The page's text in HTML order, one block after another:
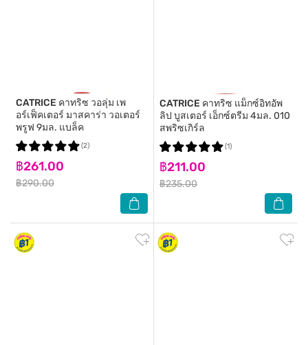
CATRICE คาทริซ วอลุ่ม เพ
อร์เฟ็คเตอร์ มาสคาร่า วอเตอร์
พรูฟ 9มล. แบล็ค
฿261.00
฿290.00
(2)
CATRICE คาทริซ แม็กซ์อิทอัพ
ลิป บูสเตอร์ เอ็กซ์ตรีม 4มล. 010
สพริซเกิร์ล
฿211.00
฿235.00
(1)